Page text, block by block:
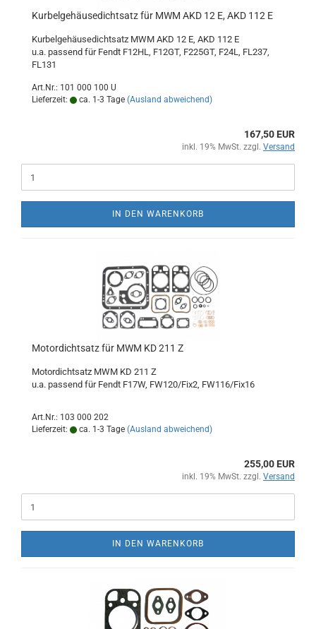
Kurbelgehäusedichtsatz für MWM AKD 12 E, AKD 112 E
Kurbelgehäusedichtsatz MWM AKD 12 E, AKD 112 E
u.a. passend für Fendt F12HL, F12GT, F225GT, F24L, FL237,
FL131
Art.Nr.: 101 000 100 U
Lieferzeit:
ca. 1-3 Tage (Ausland abweichend)
167,50 EUR
inkl. 19% MwSt. zzgl. Versand
IN DEN WARENKORB
Motordichtsatz für MWM KD 211 Z
Motordichtsatz MWM KD 211 Z
u.a. passend für Fendt F17W, FW120/Fix2, FW116/Fix16
Art.Nr.: 103 000 202
Lieferzeit:
ca. 1-3 Tage (Ausland abweichend)
255,00 EUR
inkl. 19% MwSt. zzgl. Versand
IN DEN WARENKORB